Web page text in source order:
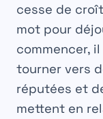
cesse de
mot pour
commencer,
tourner vers
réputées et
mettent en